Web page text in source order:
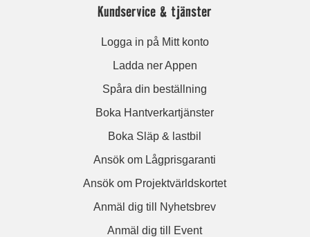
Kundservice & tjänster
Logga in på Mitt konto
Ladda ner Appen
Spåra din beställning
Boka Hantverkartjänster
Boka Släp & lastbil
Ansök om Lågprisgaranti
Ansök om Projektvärldskortet
Anmäl dig till Nyhetsbrev
Anmäl dig till Event